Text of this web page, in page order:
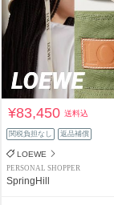
¥83,450送料込
関税負担なし 返品補償
LOEWE
PERSONAL SHOPPER
SpringHill